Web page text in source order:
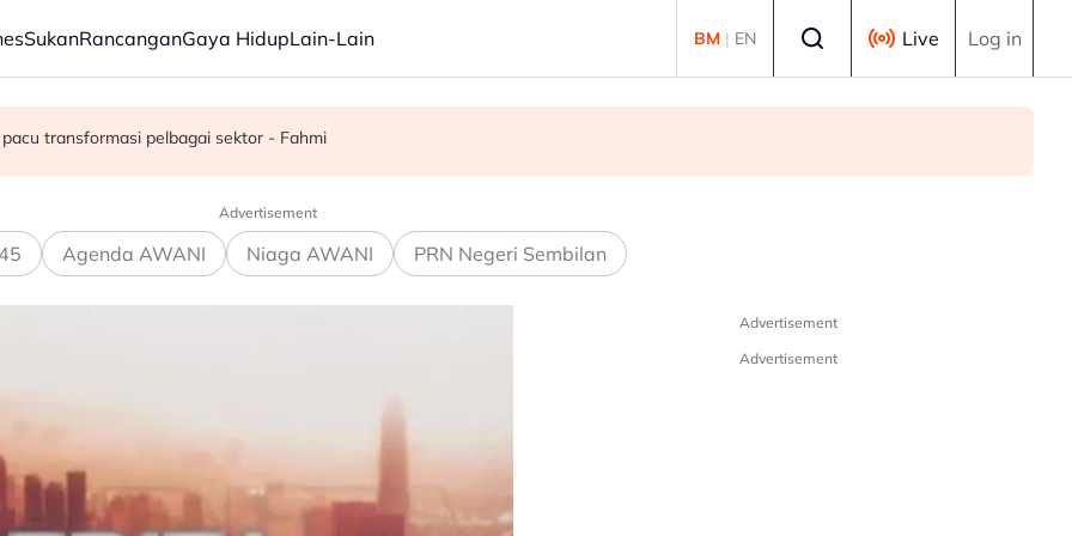
SukanRancanganGaya HidupLain-Lain BM | EN Live Log in
transformasi pelbagai sektor - Fahmi
semusim
Advertisement
Agenda AWANI Niaga AWANI PRN Negeri Sembilan
Advertisement
Advertisement